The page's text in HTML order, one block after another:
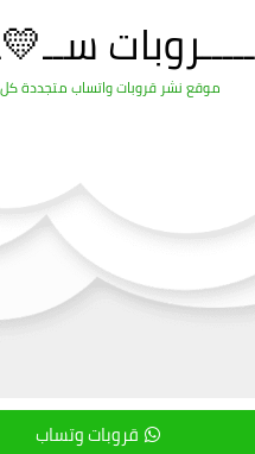
موقع نشر قروبات واتساب متجددة
قروبات وتساب